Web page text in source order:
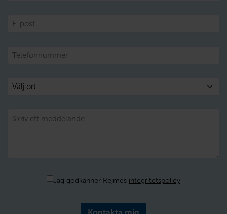
E-
post
Telefon
Välj
ort
Jag godkänner Rejmes integritetspolicy